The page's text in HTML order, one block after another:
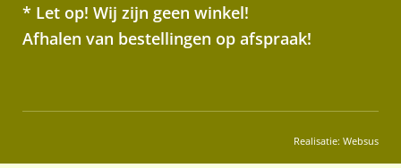
* Let op! Wij zijn geen winkel!
Afhalen van bestellingen op afspraak!
Realisatie: Websus